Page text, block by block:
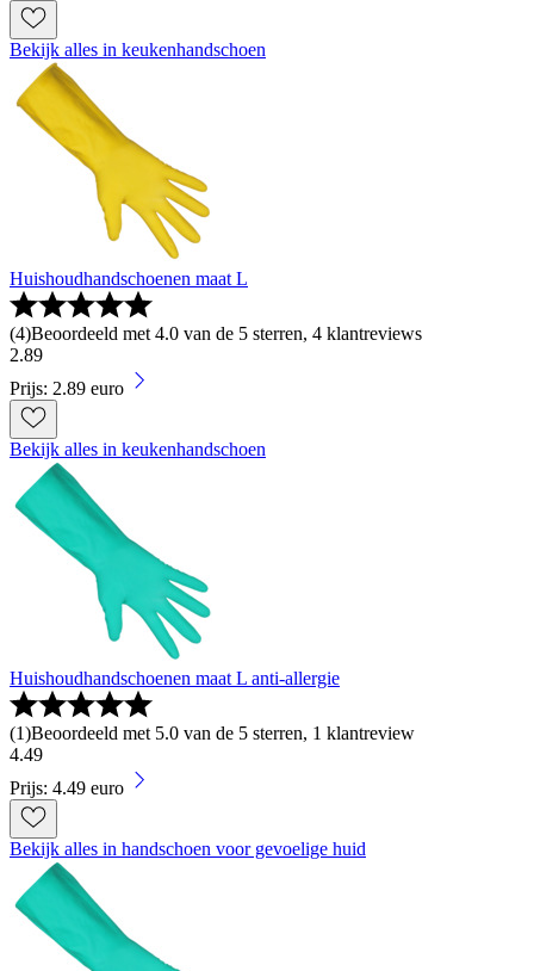
Bekijk alles in keukenhandschoen
Huishoudhandschoenen maat L
(4)Beoordeeld met 4.0 van de 5 sterren, 4 klantreviews
2.89
Prijs: 2.89 euro
Bekijk alles in keukenhandschoen
Huishoudhandschoenen maat L anti-allergie
(1)Beoordeeld met 5.0 van de 5 sterren, 1 klantreview
4.49
Prijs: 4.49 euro
Bekijk alles in handschoen voor gevoelige huid